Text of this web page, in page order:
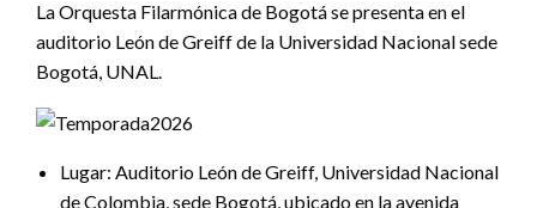
La Orquesta Filarmónica de Bogotá se presenta en el
auditorio León de Greiff de la Universidad Nacional sede
Bogotá, UNAL.
Lugar: Auditorio León de Greiff, Universidad Nacional
de Colombia, sede Bogotá, ubicado en la avenida